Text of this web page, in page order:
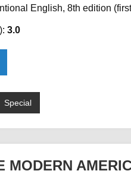
English, 8th edition
3.0
Special
MODERN